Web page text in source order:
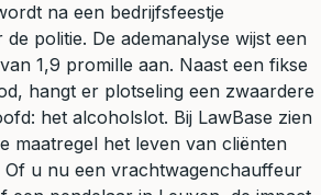
na een bedrijfsfeestje
politie. De ademanalyse wijst een
1,9 promille aan. Naast een fikse
hangt er plotseling een zwaardere
het alcoholslot. Bij LawBase zien
maatregel het leven van cliënten
Of u nu een vrachtwagenchauffeur